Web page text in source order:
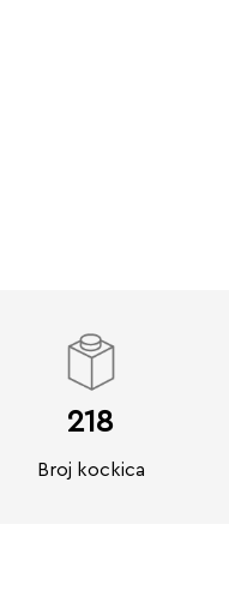
218
Broj kockica